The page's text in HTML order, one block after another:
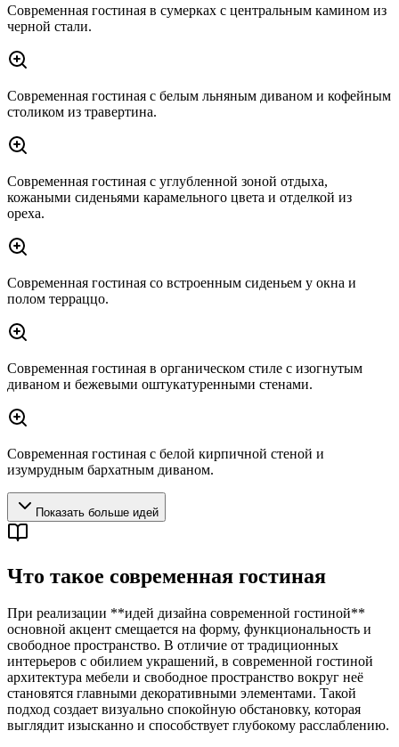
Современная гостиная в сумерках с центральным камином из
черной стали.
Современная гостиная с белым льняным диваном и кофейным
столиком из травертина.
Современная гостиная с углубленной зоной отдыха,
кожаными сиденьями карамельного цвета и отделкой из
ореха.
Современная гостиная со встроенным сиденьем у окна и
полом терраццо.
Современная гостиная в органическом стиле с изогнутым
диваном и бежевыми оштукатуренными стенами.
Современная гостиная с белой кирпичной стеной и
изумрудным бархатным диваном.
Показать больше идей
Что такое современная гостиная
При реализации **идей дизайна современной гостиной**
основной акцент смещается на форму, функциональность и
свободное пространство. В отличие от традиционных
интерьеров с обилием украшений, в современной гостиной
архитектура мебели и свободное пространство вокруг неё
становятся главными декоративными элементами. Такой
подход создает визуально спокойную обстановку, которая
выглядит изысканно и способствует глубокому расслаблению.